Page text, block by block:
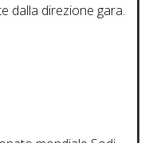
dalla direzione gara.